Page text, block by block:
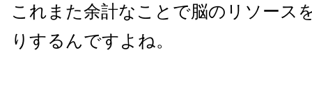
これまた余計なことで脳のリソース
りするんですよね。